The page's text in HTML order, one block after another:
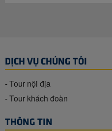
DỊCH VỤ CHÚNG TÔI
- Tour nội địa
- Tour khách đoàn
THÔNG TIN